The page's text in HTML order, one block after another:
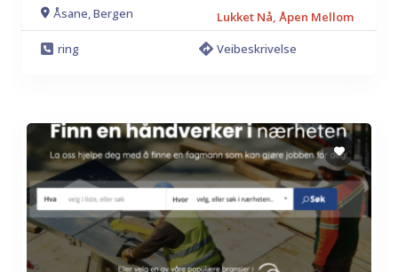
Åsane, Bergen
Lukket Nå, Åpen Mellom
ring
Veibeskrivelse